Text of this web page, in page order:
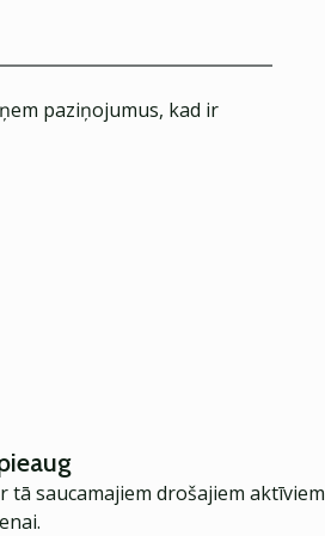
paziņojumus, kad ir
saucamajiem drošajiem aktīviem